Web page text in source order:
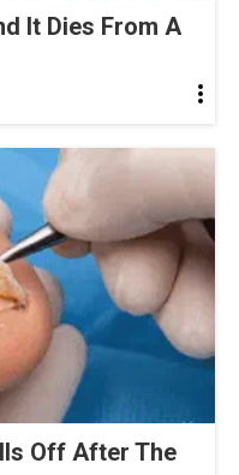
It Dies From A
Off After The